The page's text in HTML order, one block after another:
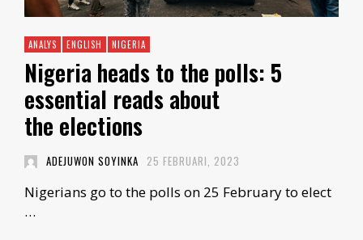
ANALYS ENGLISH NIGERIA
Nigeria heads to the polls: 5
essential reads about
the elections
ADEJUWON SOYINKA 25 FEBRUARI, 2023
Nigerians go to the polls on 25 February to elect
…